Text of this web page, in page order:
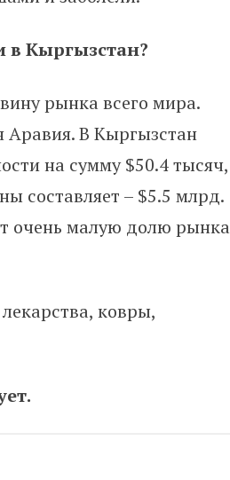
в Кыргызстан?
рынка всего мира.
Аравия. В Кыргызстан
на сумму $50.4 тысяч,
составляет – $5.5 млрд.
очень малую долю рынка
лекарства, ковры,